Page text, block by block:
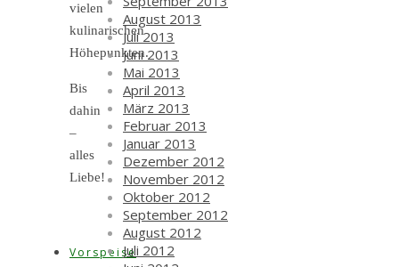
vielen
kulinarischen
Höhepunkten.
Bis
dahin
–
alles
Liebe!
Vorspeise
August 2013
Juli 2013
Juni 2013
Mai 2013
April 2013
März 2013
Februar 2013
Januar 2013
Dezember 2012
November 2012
Oktober 2012
September 2012
August 2012
Juli 2012